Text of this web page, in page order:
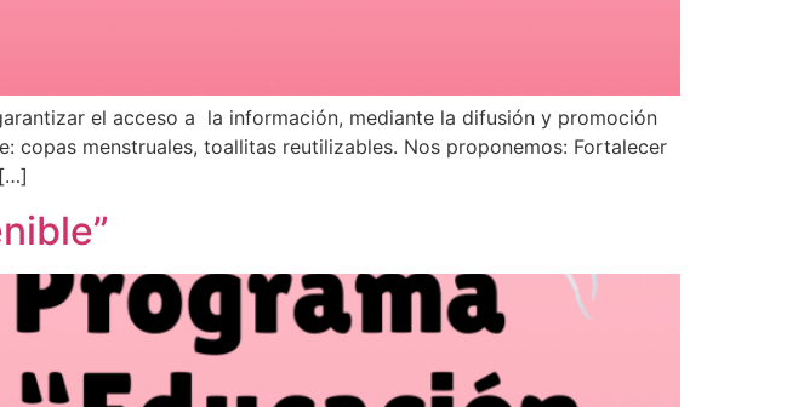
el acceso a la información, mediante la difusión y promoción
menstruales, toallitas reutilizables. Nos proponemos: Fortalecer